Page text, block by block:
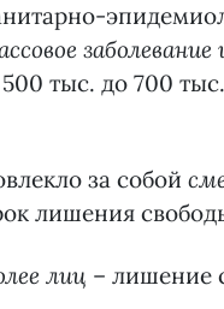
тыс. до 700
за собой
лишения
лиц – лишение